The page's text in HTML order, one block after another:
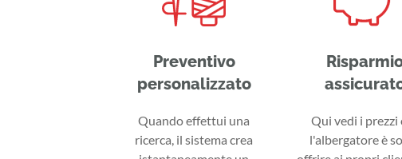
Preventivo
personalizzato
Quando effettui una
ricerca, il sistema crea
Qui vedi i prezzi
l'albergatore è